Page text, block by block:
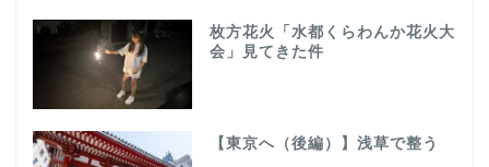
枚方花火「水都くらわんか花火大
会」見てきた件
【東京へ（後編）】浅草で整う